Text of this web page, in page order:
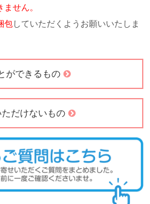
せん。
包していただくようお願いいたしま
ができるもの
だけないもの